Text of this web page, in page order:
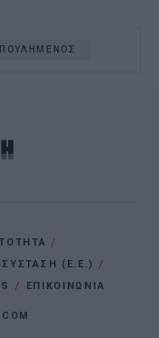
(Ε.Ε.)
ΕΠΙΚΟΙΝΩΝΙΑ